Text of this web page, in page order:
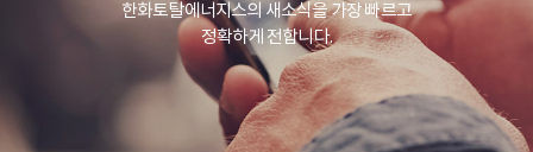
한화토탈에너지스의 새소식을 가장 빠르고
정확하게 전합니다.